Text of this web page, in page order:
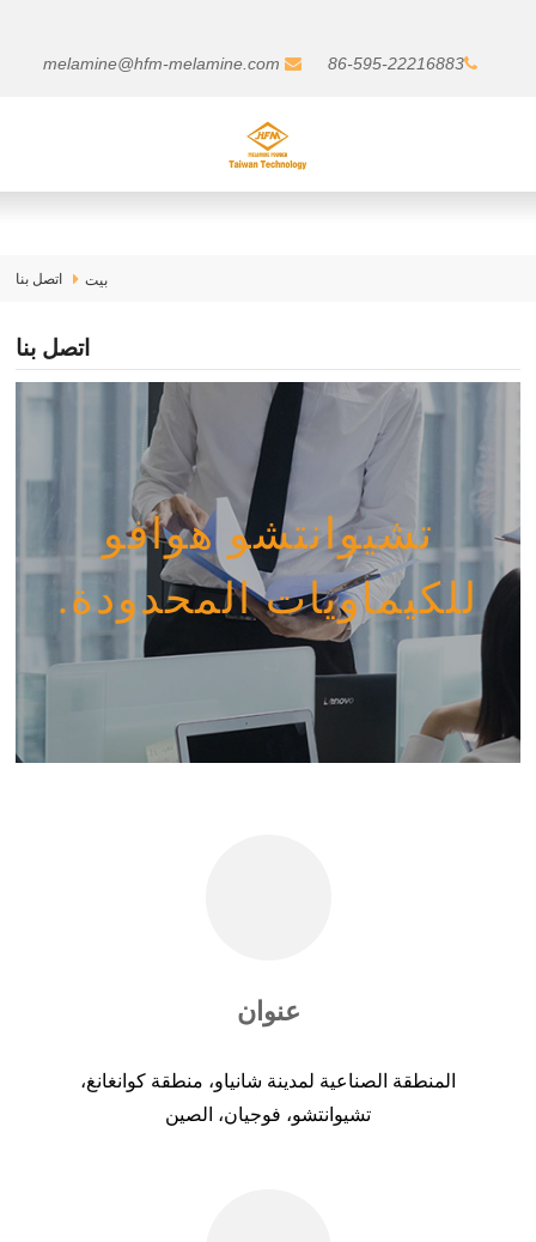
86-595-22216883
melamine@hfm-melamine.com
بيت اتصل بنا
اتصل بنا
تشيوانتشو هوافو
للكيماويات المحدودة.
عنوان
المنطقة الصناعية لمدينة شانياو، منطقة كوانغانغ،
تشيوانتشو، فوجيان، الصين